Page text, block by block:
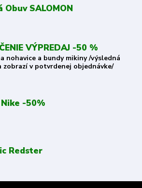
Obuv SALOMON
VÝPREDAJ -50 %
nohavice a bundy mikiny /výsledná
zobrazí v potvrdenej objednávke/
-50%
Redster